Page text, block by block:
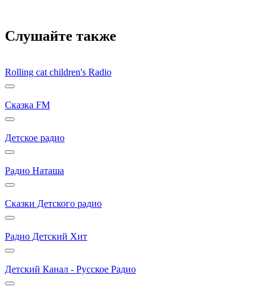
Слушайте также
Rolling cat children's Radio
Сказка FM
Детское радио
Радио Наташа
Сказки Детского радио
Радио Детский Хит
Детский Канал - Русское Радио